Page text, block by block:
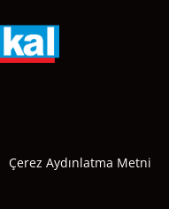
Çerez Aydınlatma Metni